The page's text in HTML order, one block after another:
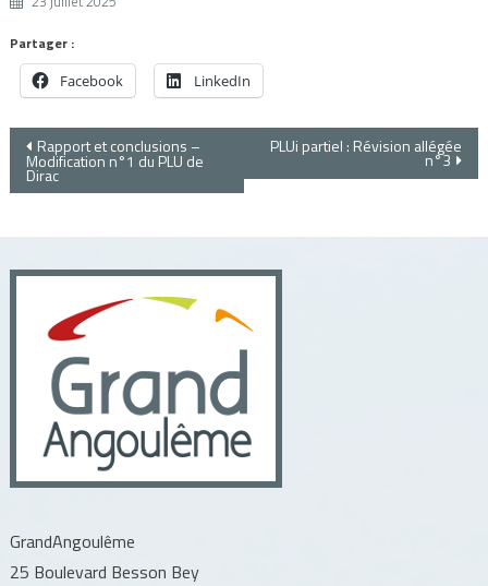
Partager :
Facebook LinkedIn
Navigation
de
l’article
Rapport et conclusions –
Modification n°1 du PLU de
Dirac
PLUi partiel : Révision allégée
n°3
GrandAngoulême
25 Boulevard Besson Bey